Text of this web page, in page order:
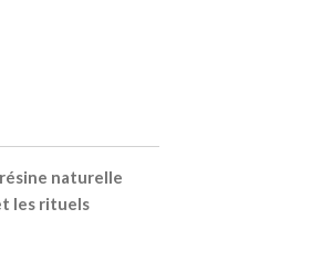
résine naturelle
les rituels